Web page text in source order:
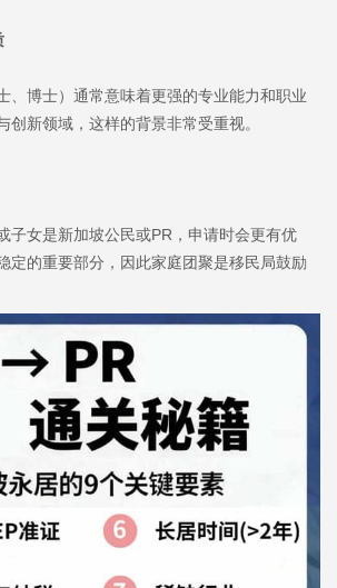
博士）通常意味着更强的专业能力和职业
创新领域，这样的背景非常受重视。
女是新加坡公民或PR，申请时会更有优
定的重要部分，因此家庭团聚是移民局鼓励